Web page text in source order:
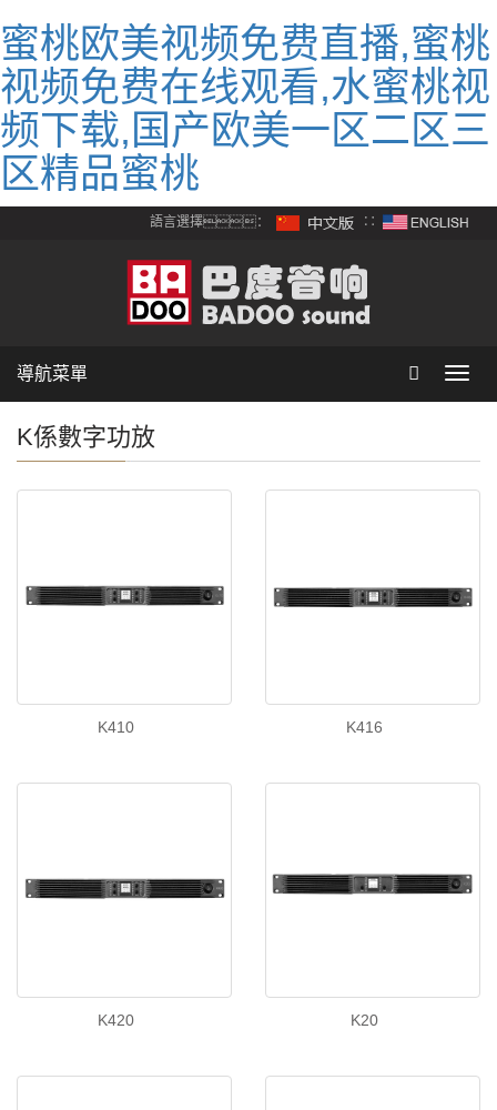
蜜桃欧美视频免费直播,蜜桃
视频免费在线观看,水蜜桃视
频下载,国产欧美一区二区三
区精品蜜桃
語言選擇： ∷
導航菜單
K係數字功放
K410 K416
K420 K20